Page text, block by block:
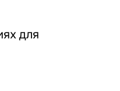
для